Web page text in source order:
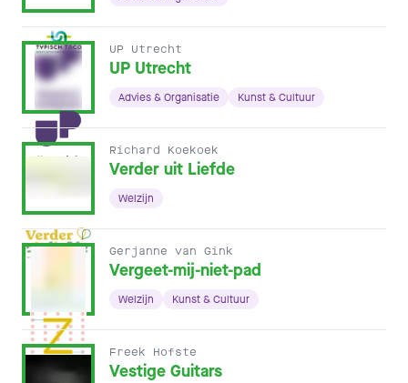
UP Utrecht
UP Utrecht
Advies & Organisatie Kunst & Cultuur
Richard Koekoek
Verder uit Liefde
Welzijn
Gerjanne van Gink
Vergeet-mij-niet-pad
Welzijn Kunst & Cultuur
Freek Hofste
Vestige Guitars